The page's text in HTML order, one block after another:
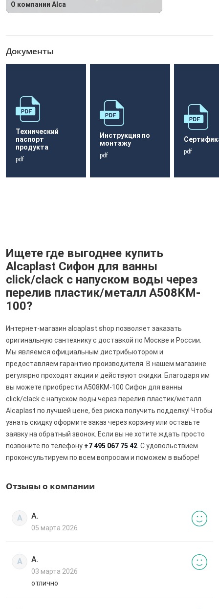
О компании Alca
Документы
Технический
паспорт
продукта
pdf
Инструкция по
монтажу
pdf
pdf
Ищете где выгоднее купить
Alcaplast Сифон для ванны
click/clack с напуском воды через
перелив пластик/металл A508KM-
100?
Интернет-магазин alcaplast.shop позволяет заказать
оригинальную сантехнику с доставкой по Москве и России.
Мы являемся официальным дистрибьютором и
предоставляем гарантию производителя. В нашем магазине
регулярно проходят акции и действуют скидки. Благодаря им
вы можете приобрести A508KM-100 Сифон для ванны
click/clack с напуском воды через перелив пластик/металл
Alcaplast по лучшей цене, без риска получить подделку! Чтобы
узнать скидку оформите заказ через корзину или оставьте
заявку на обратный звонок. Если вы не хотите ждать просто
позвоните по телефону +7 495 067 75 42 . С удовольствием
проконсультируем по всем вопросам и поможем в выборе!
Отзывы о компании
А А.
05 марта 2026
А А.
03 марта 2026
отлично